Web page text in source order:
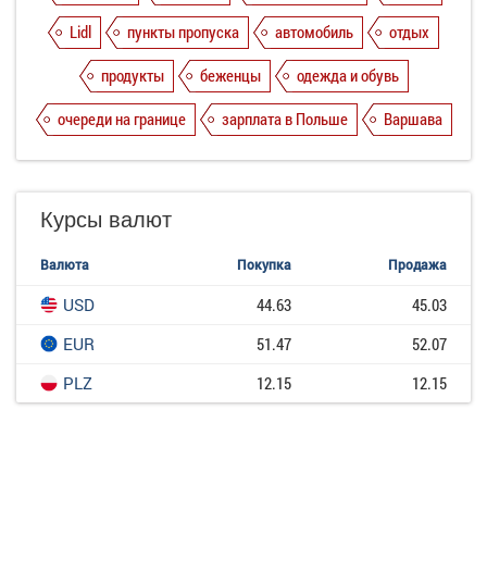
Lidl
пункты пропуска автомобиль
отдых
продукты
беженцы
одежда и обувь
очереди на границе
зарплата в Польше Варшава
Курсы валют
Валюта Покупка Продажа
USD 44.63
45.03
EUR
51.47
52.07
PLZ
12.15 12.15